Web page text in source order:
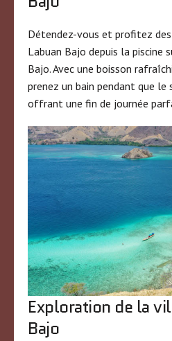
Détendez-vous et profitez
Labuan Bajo depuis la piscine
Bajo. Avec une boisson
prenez un bain pendant que le
offrant une fin de journée
Exploration de la
Bajo